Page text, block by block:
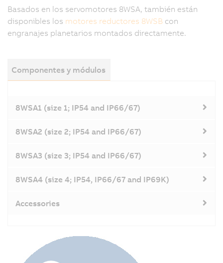
Basados en los servomotores 8WSA, también están
disponibles los motores reductores 8WSB con
engranajes planetarios montados directamente.
Componentes y módulos
8WSA1 (size 1; IP54 and IP66/67)
8WSA2 (size 2; IP54 and IP66/67)
8WSA3 (size 3; IP54 and IP66/67)
8WSA4 (size 4; IP54, IP66/67 and IP69K)
Accessories